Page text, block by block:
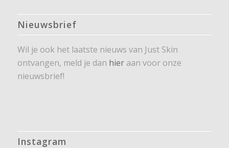
Nieuwsbrief
Wil je ook het laatste nieuws van Just Skin
ontvangen, meld je dan hieraan voor onze
nieuwsbrief!
Instagram